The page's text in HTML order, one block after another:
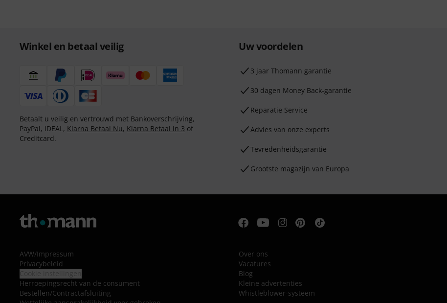
Winkel en betaal veilig
Betaalt u veilig en vertrouwd met Bankoverschrijving,
PayPal, iDEAL, Klarna Betaal Nu, Klarna Betaal in 3 of
Creditcard.
Uw voordelen
3 jaar Thomann garantie
30 dagen Money Back-garantie
Reparatie Service
Advies van onze experts
Tevredenheidsgarantie
Grootste magazijn van Europa
AVW/Impressum
Privacybeleid
Herroepingsrecht van de consument
Bestellen/Contractafsluiting
Over ons
Vacatures
Blog
Kleine advertenties
Whistleblower-systeem